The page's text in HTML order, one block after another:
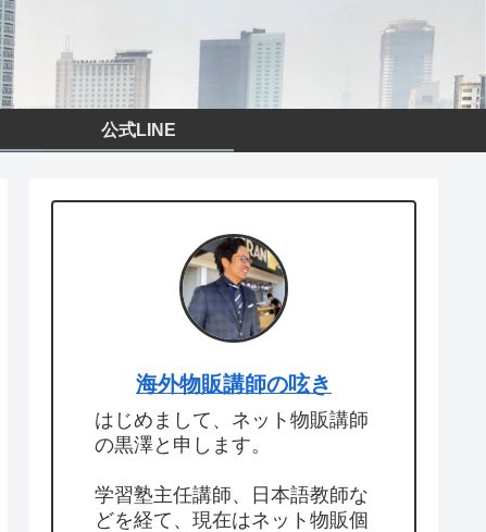
公式LINE
海外物販講師の呟き
はじめまして、ネット物販講師
の黒澤と申します。
学習塾主任講師、日本語教師な
どを経て、現在はネット物販個